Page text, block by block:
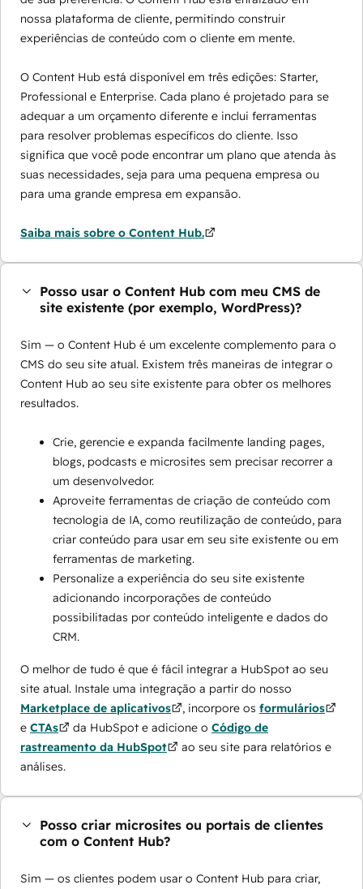
nossa plataforma de cliente, permitindo construir
experiências de conteúdo com o cliente em mente.
O Content Hub está disponível em três edições: Starter,
Professional e Enterprise. Cada plano é projetado para se
adequar a um orçamento diferente e inclui ferramentas
para resolver problemas específicos do cliente. Isso
significa que você pode encontrar um plano que atenda às
suas necessidades, seja para uma pequena empresa ou
para uma grande empresa em expansão.
Saiba mais sobre o Content Hub.
Posso usar o Content Hub com meu CMS de
site existente (por exemplo, WordPress)?
Sim — o Content Hub é um excelente complemento para o
CMS do seu site atual. Existem três maneiras de integrar o
Content Hub ao seu site existente para obter os melhores
resultados.
Crie, gerencie e expanda facilmente landing pages,
blogs, podcasts e microsites sem precisar recorrer a
um desenvolvedor.
Aproveite ferramentas de criação de conteúdo com
tecnologia de IA, como reutilização de conteúdo, para
criar conteúdo para usar em seu site existente ou em
ferramentas de marketing.
Personalize a experiência do seu site existente
adicionando incorporações de conteúdo
possibilitadas por conteúdo inteligente e dados do
CRM.
O melhor de tudo é que é fácil integrar a HubSpot ao seu
site atual. Instale uma integração a partir do nosso
Marketplace de aplicativos
, incorpore os formulários
e CTAs da HubSpot e adicione o Código de
rastreamento da HubSpot
ao seu site para relatórios e
análises.
Posso criar microsites ou portais de clientes
com o Content Hub?
Sim — os clientes podem usar o Content Hub para criar,